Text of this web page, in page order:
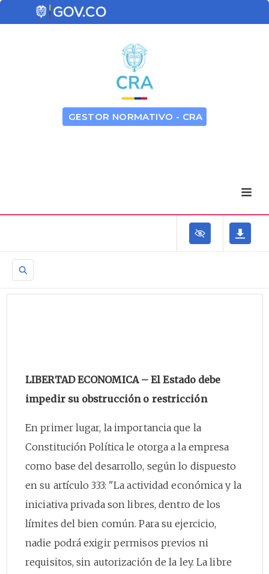
GESTOR NORMATIVO - CRA
LIBERTAD ECONOMICA – El Estado debe
impedir su obstrucción o restricción
En primer lugar, la importancia que la
Constitución Política le otorga a la empresa
como base del desarrollo, según lo dispuesto
en su artículo 333: "La actividad económica y la
iniciativa privada son libres, dentro de los
límites del bien común. Para su ejercicio,
nadie podrá exigir permisos previos ni
requisitos, sin autorización de la ley. La libre